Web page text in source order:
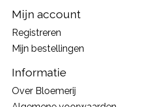
Mijn account
Registreren
Mijn bestellingen
Informatie
Over Bloemerij